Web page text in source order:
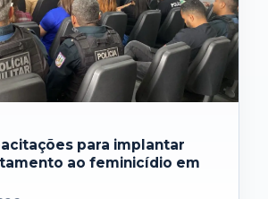
para implantar
ao feminicídio em